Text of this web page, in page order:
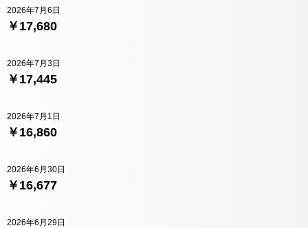
￥17,680
2026年7月6日
￥17,445
2026年7月3日
￥16,860
2026年7月1日
￥16,677
2026年6月30日
2026年6月29日